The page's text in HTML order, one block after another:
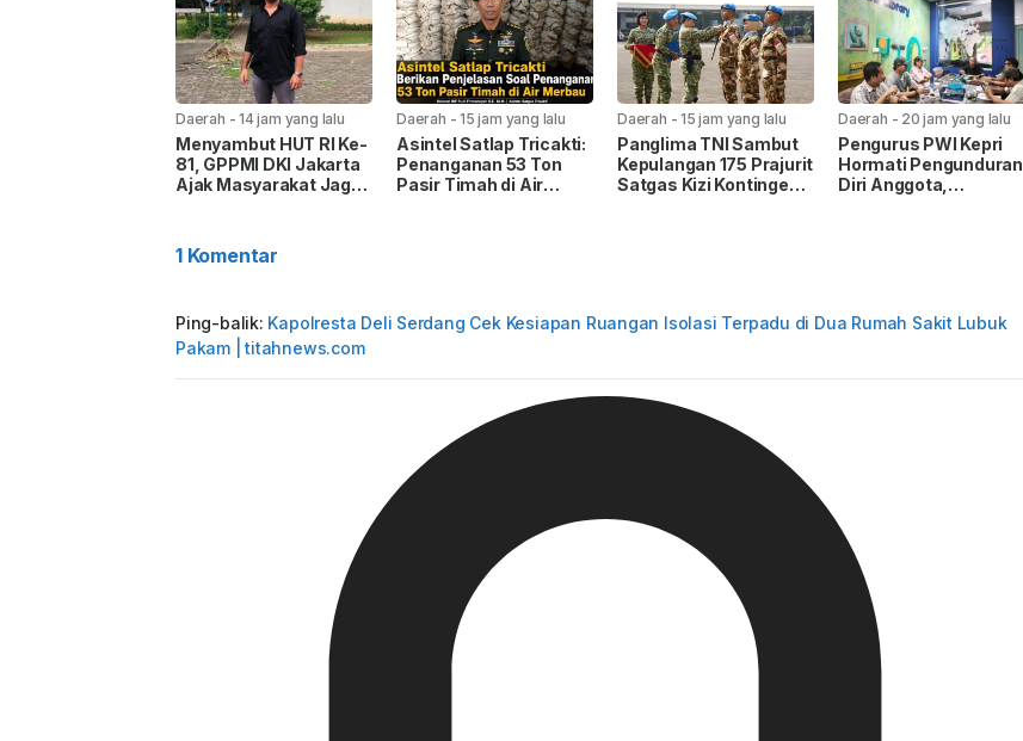
Daerah -14 jam yang lalu
Menyambut HUT RI Ke-
81, GPPMI DKI Jakarta
Ajak Masyarakat Jaga
Daerah -15 jam yang lalu
Asintel Satlap Tricakti:
Penanganan 53 Ton
Pasir Timah di Air
Daerah -15 jam yang lalu
Panglima TNI Sambut
Kepulangan 175 Prajurit
Satgas Kizi Kontingen
Daerah - 20 jam yang lalu
Pengurus PWI Kepri
Hormati Pengunduran
Diri Anggota,
1 Komentar
Ping-balik: Kapolresta Deli Serdang Cek Kesiapan Ruangan Isolasi Terpadu di Dua Rumah Sakit Lubuk
Pakam | titahnews.com